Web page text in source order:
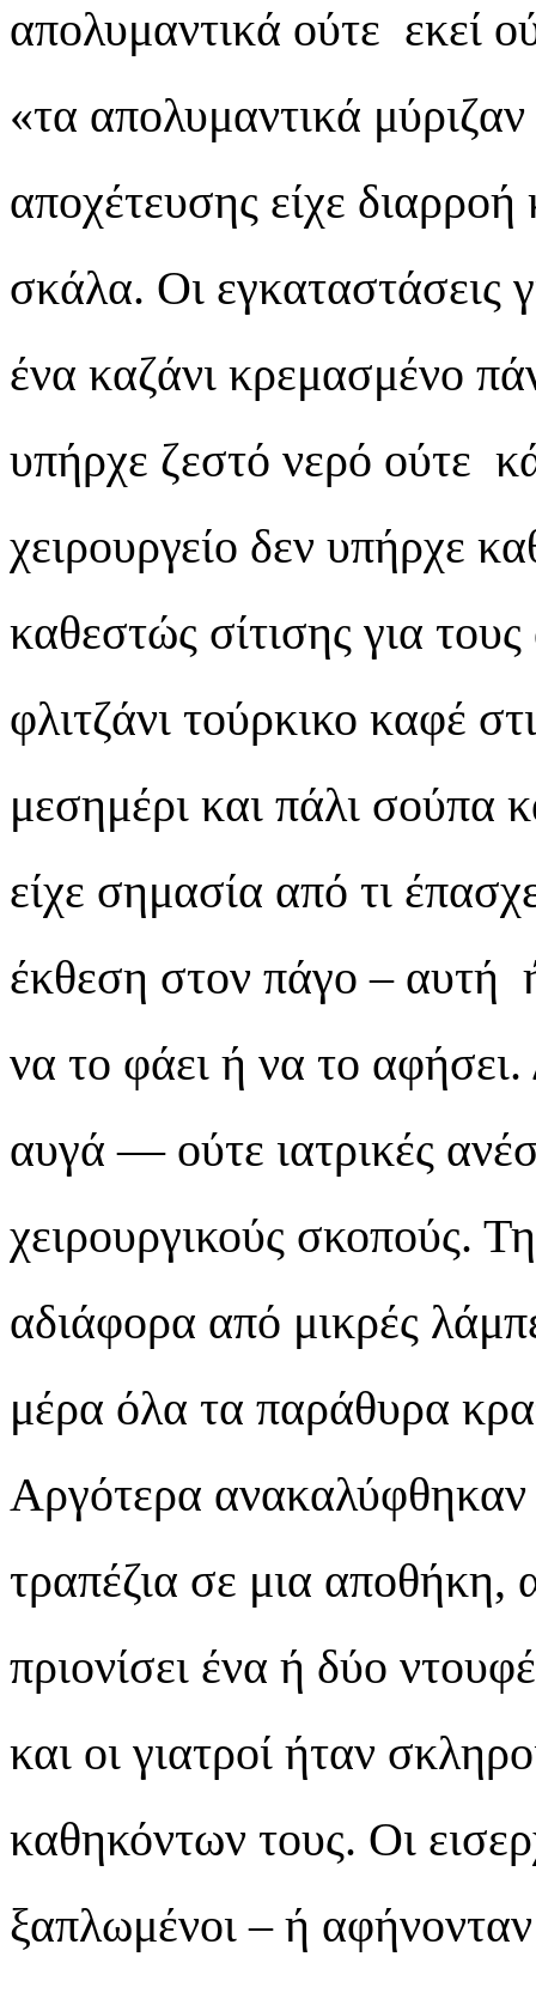
απολυμαντικά ούτε εκεί
«τα απολυμαντικά
αποχέτευσης είχε
σκάλα. Οι εγκαταστάσεις
ένα καζάνι κρεμασμένο
υπήρχε ζεστό νερό ούτε
χειρουργείο δεν υπήρχε
καθεστώς σίτισης για
φλιτζάνι τούρκικο καφέ
μεσημέρι και πάλι σούπα
είχε σημασία από τι
έκθεση στον πάγο – αυτή
να το φάει ή να το
αυγά — ούτε ιατρικές
χειρουργικούς σκοπούς.
αδιάφορα από μικρές
μέρα όλα τα παράθυρα
Αργότερα ανακαλύφθηκαν
τραπέζια σε μια αποθήκη,
πριονίσει ένα ή δύο
και οι γιατροί ήταν
καθηκόντων τους. Οι
ξαπλωμένοι – ή